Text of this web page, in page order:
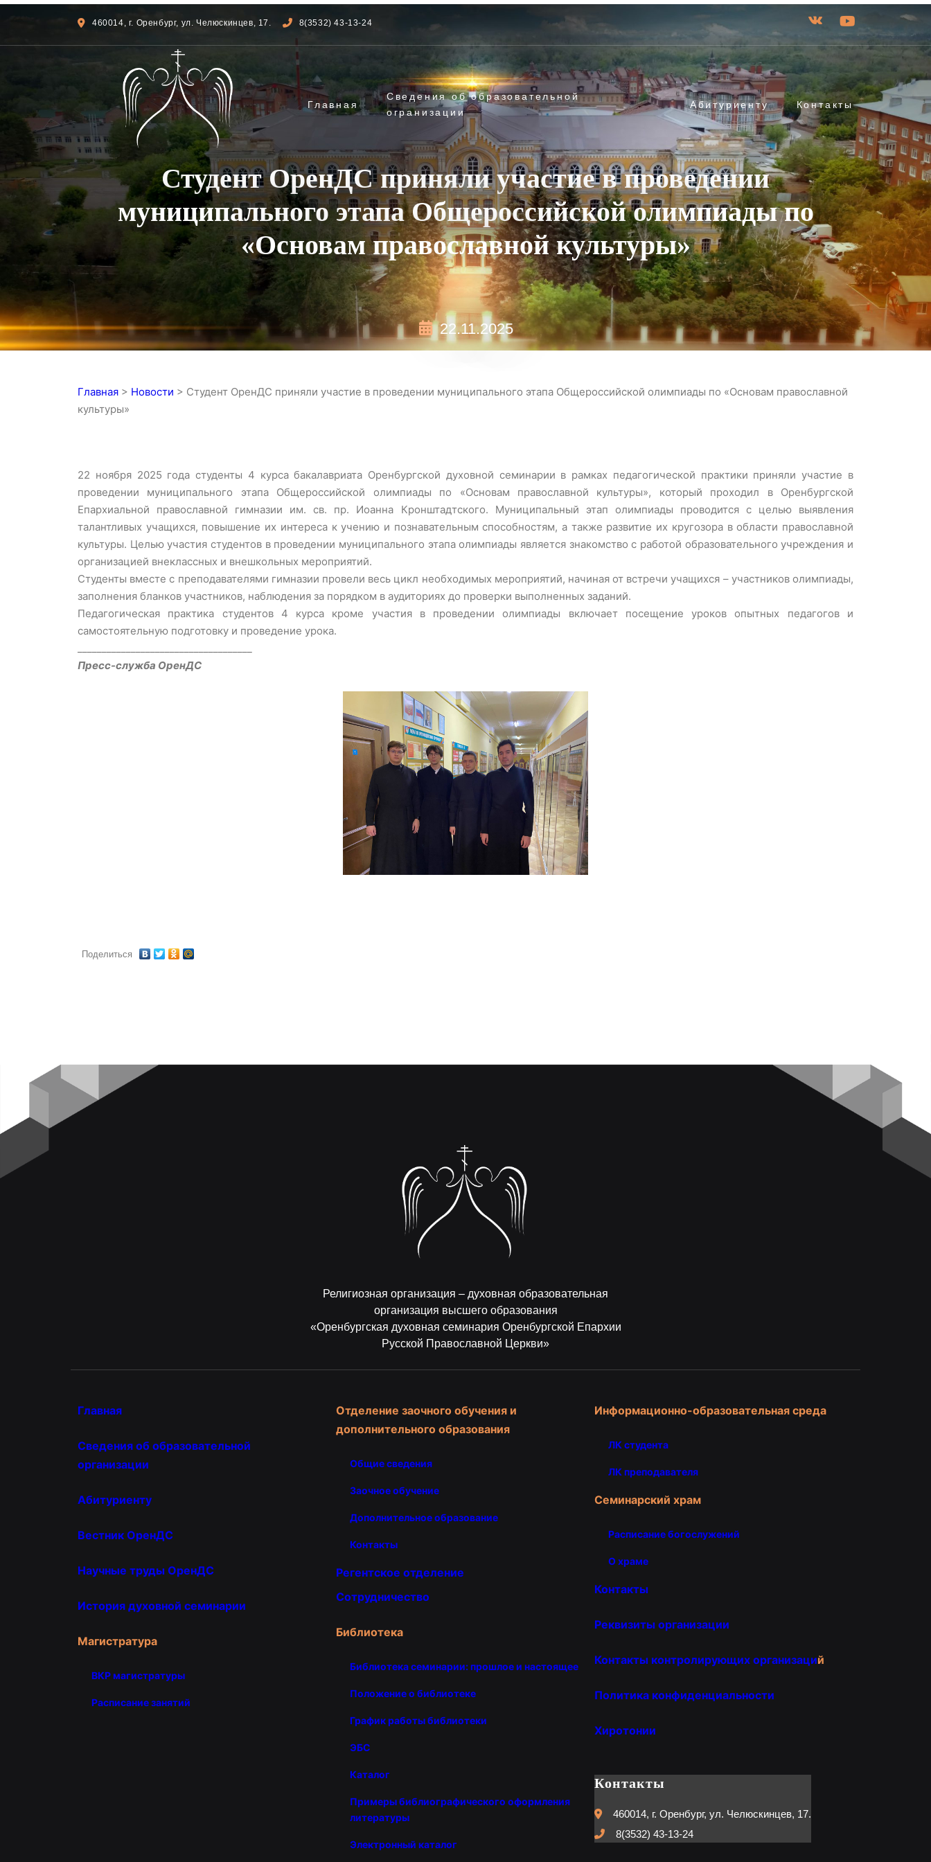
460014, г. Оренбург, ул. Челюскинцев, 17. 8(3532) 43-13-24
Главная
Сведения об образовательной
огранизации
Абитуриенту Контакты
Студент ОренДС приняли участие в проведении
муниципального этапа Общероссийской олимпиады по
«Основам православной культуры»
22.11.2025
Главная > Новости > Студент ОренДС приняли участие в проведении муниципального этапа Общероссийской олимпиады по «Основам православной
культуры»
22 ноября 2025 года студенты 4 курса бакалавриата Оренбургской духовной семинарии в рамках педагогической практики приняли участие в
проведении муниципального этапа Общероссийской олимпиады по «Основам православной культуры», который проходил в Оренбургской
Епархиальной православной гимназии им. св. пр. Иоанна Кронштадтского. Муниципальный этап олимпиады проводится с целью выявления
талантливых учащихся, повышение их интереса к учению и познавательным способностям, а также развитие их кругозора в области православной
культуры. Целью участия студентов в проведении муниципального этапа олимпиады является знакомство с работой образовательного учреждения и
организацией внеклассных и внешкольных мероприятий.
Студенты вместе с преподавателями гимназии провели весь цикл необходимых мероприятий, начиная от встречи учащихся – участников олимпиады,
заполнения бланков участников, наблюдения за порядком в аудиториях до проверки выполненных заданий.
Педагогическая практика студентов 4 курса кроме участия в проведении олимпиады включает посещение уроков опытных педагогов и
самостоятельную подготовку и проведение урока.
Пресс-служба ОренДС
Поделиться
Религиозная организация – духовная образовательная
организация высшего образования
«Оренбургская духовная семинария Оренбургской Епархии
Русской Православной Церкви»
Главная
Сведения об образовательной
организации
Абитуриенту
Вестник ОренДС
Научные труды ОренДС
История духовной семинарии
Магистратура
ВКР магистратуры
Расписание занятий
Отделение заочного обучения и
дополнительного образования
Общие сведения
Заочное обучение
Дополнительное образование
Контакты
Регентское отделение
Сотрудничество
Библиотека
Библиотека семинарии: прошлое и настоящее
Положение о библиотеке
График работы библиотеки
ЭБС
Каталог
Примеры библиографического оформления
литературы
Электронный каталог
Информационно-образовательная среда
ЛК студента
ЛК преподавателя
Семинарский храм
Расписание богослужений
О храме
Контакты
Реквизиты организации
Контакты контролирующих организаций
Политика конфиденциальности
Хиротонии
Контакты
460014, г. Оренбург, ул. Челюскинцев, 17.
8(3532) 43-13-24